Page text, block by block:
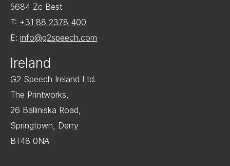
5684 Zc Best
T: +31 88 2378 400
E: info@g2speech.com
Ireland
G2 Speech Ireland Ltd.
The Printworks,
26 Balliniska Road,
Springtown, Derry
BT48 0NA